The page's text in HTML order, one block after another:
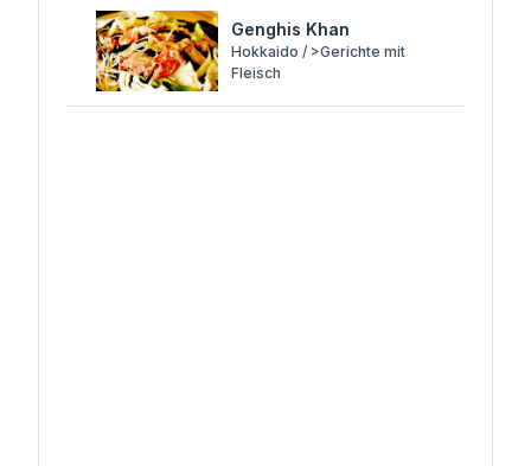
Genghis Khan
Hokkaido / >Gerichte mit
Fleisch